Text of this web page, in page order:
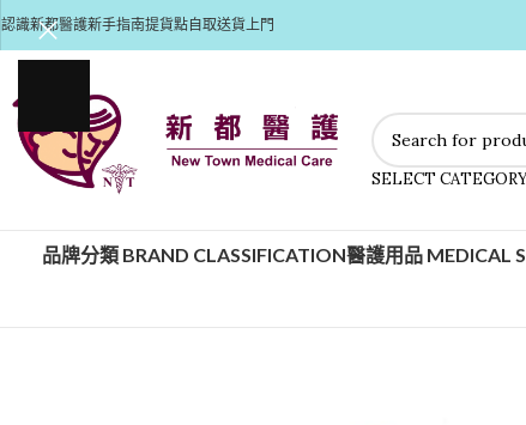
認識新都醫護新手指南提貨點自取送貨上門
SELECT
品牌分類 BRAND CLASSIFICATION醫護用品 MEDICAL